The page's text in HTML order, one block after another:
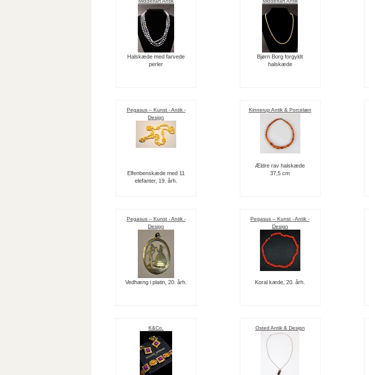
Halskæde med farvede
perler
Bjørn Borg forgyldt
halskæde
Pegasus – Kunst - Antik -
Design
Elfenbenskæde med 11
elefanter, 19. årh.
Kinnerup Antik & Porcelæn
Ældre rav halskæde
37,5 cm
Pegasus – Kunst - Antik -
Design
Vedhæng i platin, 20. årh.
Pegasus – Kunst - Antik -
Design
Koral kæde, 20. årh.
K&Co. Osted Antik & Design